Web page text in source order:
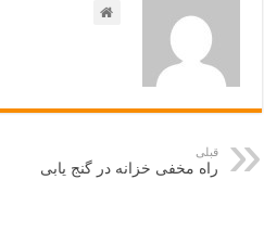
قبلی
راه مخفی خزانه در گنج یابی